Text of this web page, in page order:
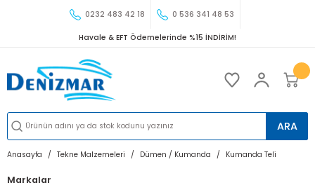
0232 483 42 18 0 536 341 48 53
Havale & EFT Ödemelerinde %15 İNDİRİM!
ARA
Anasayfa Tekne Malzemeleri Dümen / Kumanda Kumanda Teli
Markalar